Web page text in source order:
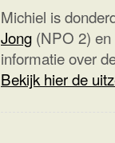
Michiel is
Jong (NPO 2)
informatie over
Bekijk hier de